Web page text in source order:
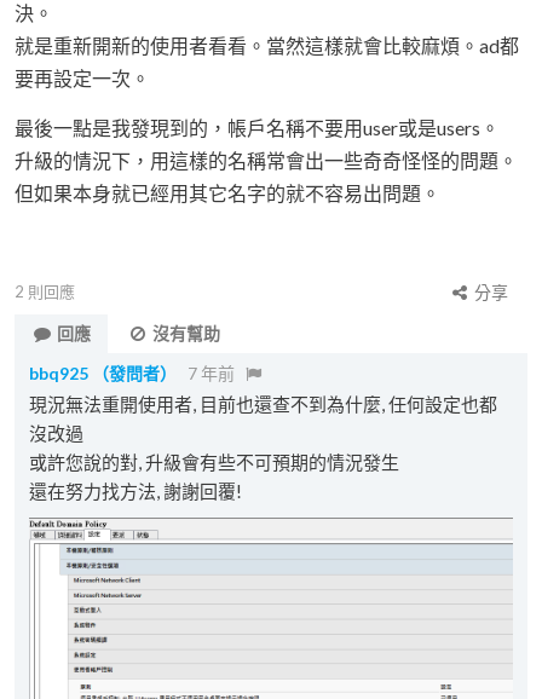
決。
就是重新開新的使用者看看。當然這樣就會比較麻煩。ad都
要再設定一次。
最後一點是我發現到的，帳戶名稱不要用user或是users。
升級的情況下，用這樣的名稱常會出一些奇奇怪怪的問題。
但如果本身就已經用其它名字的就不容易出問題。
2 則回應
分享
回應
沒有幫助
bbq925
（發問者） 7 年前
現況無法重開使用者, 目前也還查不到為什麼, 任何設定也都
沒改過
或許您說的對, 升級會有些不可預期的情況發生
還在努力找方法, 謝謝回覆!